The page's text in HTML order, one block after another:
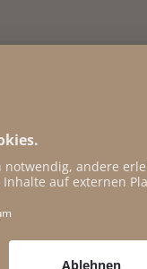
waren große
ist die
mit mehr als
mehr als 450
ist nur
für die
eine wichtige